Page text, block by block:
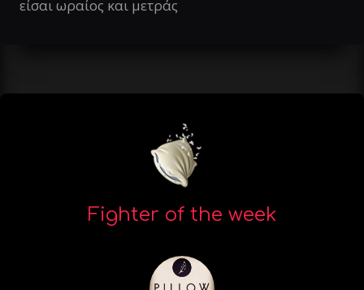
είσαι ωραίος και μετράς
Fighter of the week